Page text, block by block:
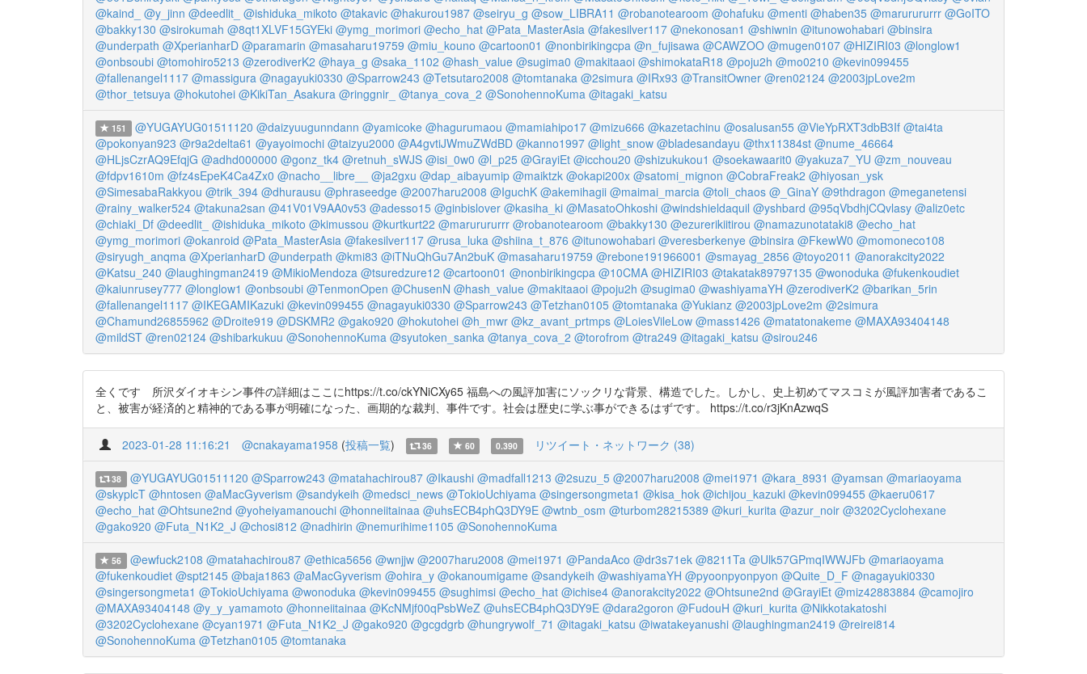
@kaind_
@y_jinn @deedlit_ @ishiduka_mikoto @takavic @hakurou1987 @seiryu_g @sow_LIBRA11 @robanotearoom @ohafuku @menti @haben35 @marurururrr @GoITO
@bakky130 @sirokumah @8qt1XLVF15GYEki @ymg_morimori @echo_hat @Pata_MasterAsia @fakesilver117 @nekonosan1 @shiwnin @itunowohabari @binsira
@underpath @XperianharD @paramarin @masaharu19759 @miu_kouno @cartoon01 @nonbirikingcpa @n_fujisawa @CAWZOO @mugen0107 @HIZIRI03 @longlow1
@onbsoubi @tomohiro5213 @zerodiverK2 @haya_g @saka_1102 @hash_value @sugima0 @makitaaoi @shimokataR18 @poju2h @mo0210 @kevin099455
@fallenangel1117 @massigura @nagayuki0330 @Sparrow243 @Tetsutaro2008 @tomtanaka @2simura @IRx93 @TransitOwner @ren02124 @2003jpLove2m
@thor_tetsuya @hokutohei @KikiTan_Asakura @ringgnir_ @tanya_cova_2 @SonohennoKuma @itagaki_katsu
151 @YUGAYUG01511120 @daizyuugunndann @yamicoke @hagurumaou @mamiahipo17 @mizu666 @kazetachinu @osalusan55 @VieYpRXT3dbB3If @tai4ta
@pokonyan923 @r9a2delta61 @yayoimochi @taizyu2000 @A4gvtiJWmuZWdBD @kanno1997 @light_snow @bladesandayu @thx11384st @nume_46664
@HLjsCzrAQ9EfqjG @adhd000000 @gonz_tk4 @retnuh_sWJS @isi_0w0 @l_p25 @GrayiEt @icchou20 @shizukukou1 @soekawaarit0 @yakuza7_YU @zm_nouveau
@fdpv1610m @fz4sEpeK4Ca4Zx0 @nacho__libre__ @ja2gxu @dap_aibayumip @maiktzk @okapi200x @satomi_mignon @CobraFreak2 @hiyosan_ysk
@SimesabaRakkyou @trik_394 @dhurausu @phraseedge @2007haru2008 @IguchK @akemihagii @maimai_marcia @toli_chaos @_GinaY @9thdragon @meganetensi
@rainy_walker524 @takuna2san @41V01V9AA0v53 @adesso15 @ginbislover @kasiha_ki @MasatoOhkoshi @windshieldaquil @yshbard @95qVbdhjCQvlasy @aliz0etc
@chiaki_Df @deedlit_ @ishiduka_mikoto @kimussou @kurtkurt22 @marurururrr @robanotearoom @bakky130 @ezurerikiitirou @namazunotataki8 @echo_hat
@ymg_morimori @okanroid @Pata_MasterAsia @fakesilver117 @rusa_luka @shiina_t_876 @itunowohabari @veresberkenye @binsira @FkewW0 @momoneco108
@siryugh_anqma @XperianharD @underpath @kmi83 @iTNuQhGu7An2buK @masaharu19759 @rebone191966001 @smayag_2856 @toyo2011 @anorakcity2022
@Katsu_240 @laughingman2419 @MikioMendoza @tsuredzure12 @cartoon01 @nonbirikingcpa @10CMA @HIZIRI03 @takatak89797135 @wonoduka @fukenkoudiet
@kaiunrusey777 @longlow1 @onbsoubi @TenmonOpen @ChusenN @hash_value @makitaaoi @poju2h @sugima0 @washiyamaYH @zerodiverK2 @barikan_5rin
@fallenangel1117 @IKEGAMIKazuki @kevin099455 @nagayuki0330 @Sparrow243 @Tetzhan0105 @tomtanaka @Yukianz @2003jpLove2m @2simura
@Chamund26855962 @Droite919 @DSKMR2 @gako920 @hokutohei @h_mwr @kz_avant_prtmps @LoiesVileLow @mass1426 @matatonakeme @MAXA93404148
@mildST @ren02124 @shibarkukuu @SonohennoKuma @syutoken_sanka @tanya_cova_2 @torofrom @tra249 @itagaki_katsu @sirou246
全くです 所沢ダイオキシン事件の詳細はここにhttps://t.co/ckYNiCXy65 福島への風評加害にソックリな背景、構造でした。しかし、史上初めてマスコミが風評加害者であるこ
と、被害が経済的と精神的である事が明確になった、画期的な裁判、事件です。社会は歴史に学ぶ事ができるはずです。 https://t.co/r3jKnAzwqS
2023-01-28 11:16:21 @cnakayama1958 (投稿一覧) 36 60 0.390 リツイート・ネットワーク (38)
38 @YUGAYUG01511120 @Sparrow243 @matahachirou87 @Ikaushi @madfall1213 @2suzu_5 @2007haru2008 @mei1971 @kara_8931 @yamsan @mariaoyama
@skyplcT @hntosen @aMacGyverism @sandykeih @medsci_news @TokioUchiyama @singersongmeta1 @kisa_hok @ichijou_kazuki @kevin099455 @kaeru0617
@echo_hat @Ohtsune2nd @yoheiyamanouchi @honneiitainaa @uhsECB4phQ3DY9E @wtnb_osm @turbom28215389 @kuri_kurita @azur_noir @3202Cyclohexane
@gako920 @Futa_N1K2_J @chosi812 @nadhirin @nemurihime1105 @SonohennoKuma
56 @ewfuck2108 @matahachirou87 @ethica5656 @wnjjw @2007haru2008 @mei1971 @PandaAco @dr3s71ek @8211Ta @Ulk57GPmqIWWJFb @mariaoyama
@fukenkoudiet @spt2145 @baja1863 @aMacGyverism @ohira_y @okanoumigame @sandykeih @washiyamaYH @pyoonpyonpyon @Quite_D_F @nagayuki0330
@singersongmeta1 @TokioUchiyama @wonoduka @kevin099455 @sughimsi @echo_hat @ichise4 @anorakcity2022 @Ohtsune2nd @GrayiEt @miz42883884 @camojiro
@MAXA93404148 @y_y_yamamoto @honneiitainaa @KcNMjf00qPsbWeZ @uhsECB4phQ3DY9E @dara2goron @FudouH @kuri_kurita @Nikkotakatoshi
@3202Cyclohexane @cyan1971 @Futa_N1K2_J @gako920 @gcgdgrb @hungrywolf_71 @itagaki_katsu @iwatakeyanushi @laughingman2419 @reirei814
@SonohennoKuma @Tetzhan0105 @tomtanaka